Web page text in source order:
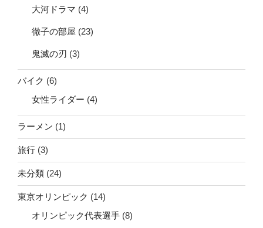
大河ドラマ (4)
徹子の部屋 (23)
鬼滅の刃 (3)
バイク (6)
女性ライダー (4)
ラーメン (1)
旅行 (3)
未分類 (24)
東京オリンピック (14)
オリンピック代表選手 (8)